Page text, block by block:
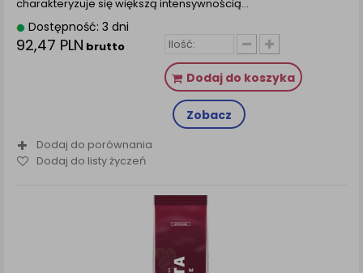
charakteryzuje się większą intensywnością…
Dostępność: 3 dni
92,47 PLN brutto
Dodaj do koszyka
Zobacz
Dodaj do porównania
Dodaj do listy życzeń